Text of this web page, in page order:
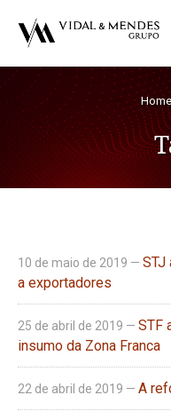
Home
10 de maio de 2019 — STJ
a exportadores
25 de abril de 2019 — STF
insumo da Zona Franca
22 de abril de 2019 — A